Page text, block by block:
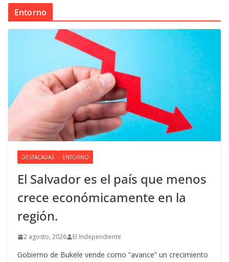
Entorno
DESTACADAS ENTORNO
El Salvador es el país que menos
crece económicamente en la
región.
2 agosto, 2026 El Independiente
Gobierno de Bukele vende como “avance” un crecimiento